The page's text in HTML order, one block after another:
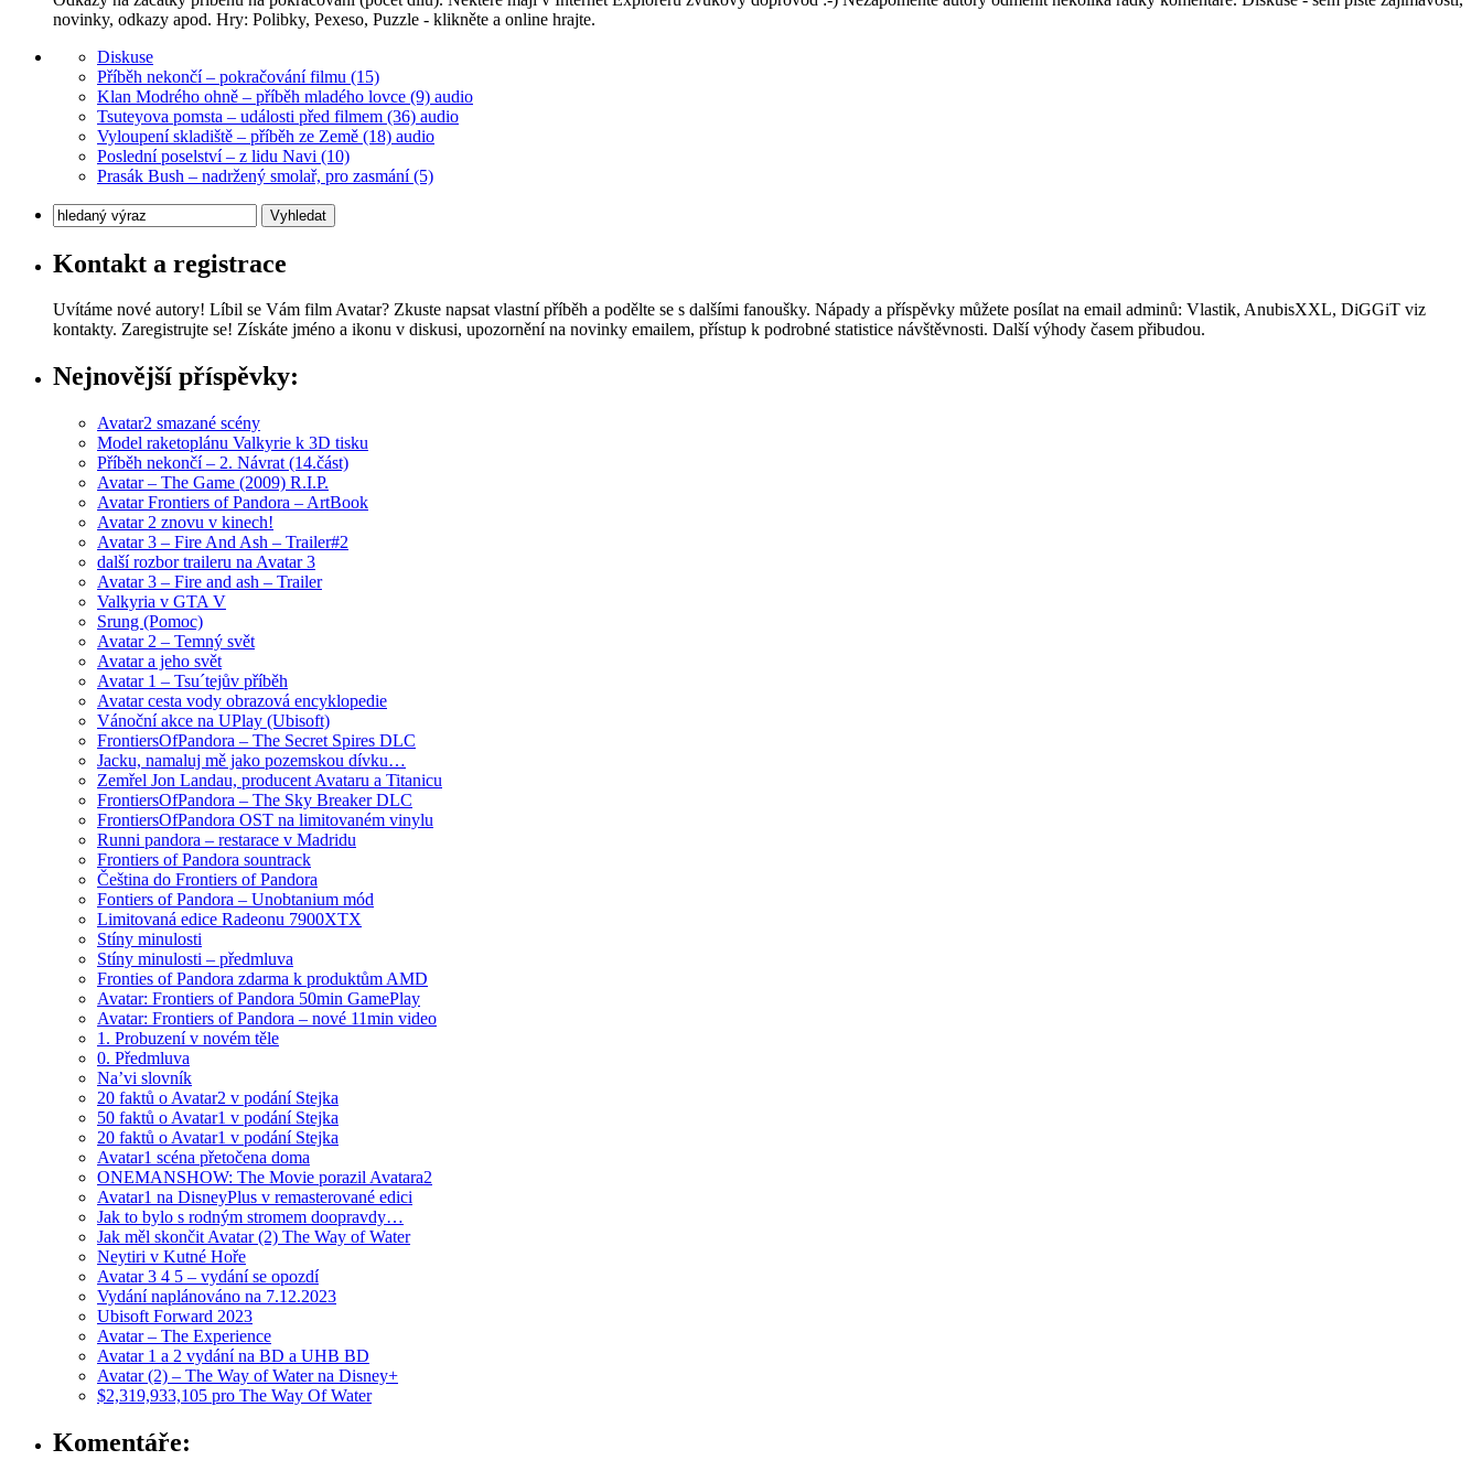
novinky, odkazy apod. Hry: Polibky, Pexeso, Puzzle - klikněte a online hrajte.
Diskuse
Příběh nekončí – pokračování filmu (15)
Klan Modrého ohně – příběh mladého lovce (9) audio
Tsuteyova pomsta – události před filmem (36) audio
Vyloupení skladiště – příběh ze Země (18) audio
Poslední poselství – z lidu Navi (10)
Prasák Bush – nadržený smolař, pro zasmání (5)
Kontakt a registrace
Uvítáme nové autory! Líbil se Vám film Avatar? Zkuste napsat vlastní příběh a podělte se s dalšími fanoušky. Nápady a příspěvky můžete posílat na email adminů: Vlastik, AnubisXXL, DiGGiT viz
kontakty. Zaregistrujte se! Získáte jméno a ikonu v diskusi, upozornění na novinky emailem, přístup k podrobné statistice návštěvnosti. Další výhody časem přibudou.
Nejnovější příspěvky:
Avatar2 smazané scény
Model raketoplánu Valkyrie k 3D tisku
Příběh nekončí – 2. Návrat (14.část)
Avatar – The Game (2009) R.I.P.
Avatar Frontiers of Pandora – ArtBook
Avatar 2 znovu v kinech!
Avatar 3 – Fire And Ash – Trailer#2
další rozbor traileru na Avatar 3
Avatar 3 – Fire and ash – Trailer
Valkyria v GTA V
Srung (Pomoc)
Avatar 2 – Temný svět
Avatar a jeho svět
Avatar 1 – Tsu´tejův příběh
Avatar cesta vody obrazová encyklopedie
Vánoční akce na UPlay (Ubisoft)
FrontiersOfPandora – The Secret Spires DLC
Jacku, namaluj mě jako pozemskou dívku…
Zemřel Jon Landau, producent Avataru a Titanicu
FrontiersOfPandora – The Sky Breaker DLC
FrontiersOfPandora OST na limitovaném vinylu
Runni pandora – restarace v Madridu
Frontiers of Pandora sountrack
Čeština do Frontiers of Pandora
Fontiers of Pandora – Unobtanium mód
Limitovaná edice Radeonu 7900XTX
Stíny minulosti
Stíny minulosti – předmluva
Fronties of Pandora zdarma k produktům AMD
Avatar: Frontiers of Pandora 50min GamePlay
Avatar: Frontiers of Pandora – nové 11min video
1. Probuzení v novém těle
0. Předmluva
Na’vi slovník
20 faktů o Avatar2 v podání Stejka
50 faktů o Avatar1 v podání Stejka
20 faktů o Avatar1 v podání Stejka
Avatar1 scéna přetočena doma
ONEMANSHOW: The Movie porazil Avatara2
Avatar1 na DisneyPlus v remasterované edici
Jak to bylo s rodným stromem doopravdy…
Jak měl skončit Avatar (2) The Way of Water
Neytiri v Kutné Hoře
Avatar 3 4 5 – vydání se opozdí
Vydání naplánováno na 7.12.2023
Ubisoft Forward 2023
Avatar – The Experience
Avatar 1 a 2 vydání na BD a UHB BD
Avatar (2) – The Way of Water na Disney+
$2,319,933,105 pro The Way Of Water
Komentáře: